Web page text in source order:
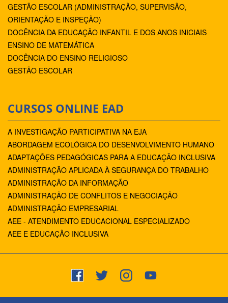
GESTÃO ESCOLAR (ADMINISTRAÇÃO, SUPERVISÃO,
ORIENTAÇÃO E INSPEÇÃO)
DOCÊNCIA DA EDUCAÇÃO INFANTIL E DOS ANOS INICIAIS
ENSINO DE MATEMÁTICA
DOCÊNCIA DO ENSINO RELIGIOSO
GESTÃO ESCOLAR
CURSOS ONLINE EAD
A INVESTIGAÇÃO PARTICIPATIVA NA EJA
ABORDAGEM ECOLÓGICA DO DESENVOLVIMENTO HUMANO
ADAPTAÇÕES PEDAGÓGICAS PARA A EDUCAÇÃO INCLUSIVA
ADMINISTRAÇÃO APLICADA À SEGURANÇA DO TRABALHO
ADMINISTRAÇÃO DA INFORMAÇÃO
ADMINISTRAÇÃO DE CONFLITOS E NEGOCIAÇÃO
ADMINISTRAÇÃO EMPRESARIAL
AEE - ATENDIMENTO EDUCACIONAL ESPECIALIZADO
AEE E EDUCAÇÃO INCLUSIVA